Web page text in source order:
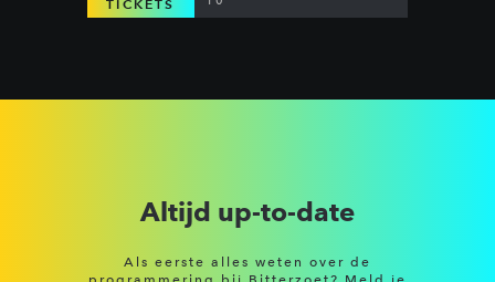
TICKETS
Altijd up-to-date
Als eerste alles weten over de